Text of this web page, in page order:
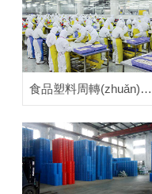
食品塑料周轉(zhuǎn)箱應(yīng)用案例